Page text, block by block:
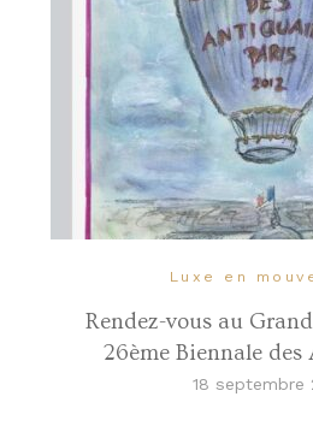
Luxe en
Rendez-vous au
26ème Biennale
18 septembre